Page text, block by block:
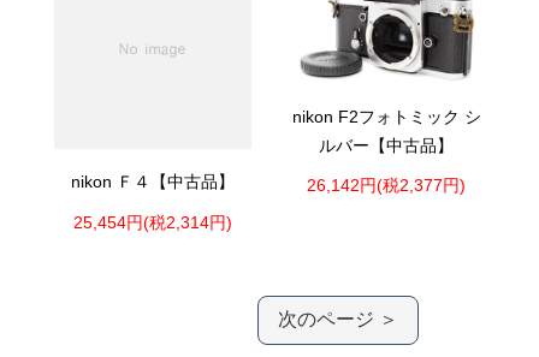
nikon Ｆ４【中古品】
25,454円(税2,314円)
nikon F2フォトミック シ
ルバー【中古品】
26,142円(税2,377円)
次のページ ＞